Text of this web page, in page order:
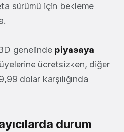
sürümü için bekleme
genelinde piyasaya
ücretsizken, diğer
dolar karşılığında
durum